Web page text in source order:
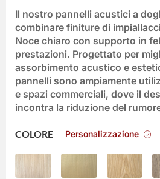
Il nostro pannelli acustici a
combinare finiture di
Noce chiaro con supporto in
prestazioni. Progettato per
assorbimento acustico e
pannelli sono ampiamente
e spazi commerciali, dove il
incontra la riduzione del
COLORE Personalizzazione